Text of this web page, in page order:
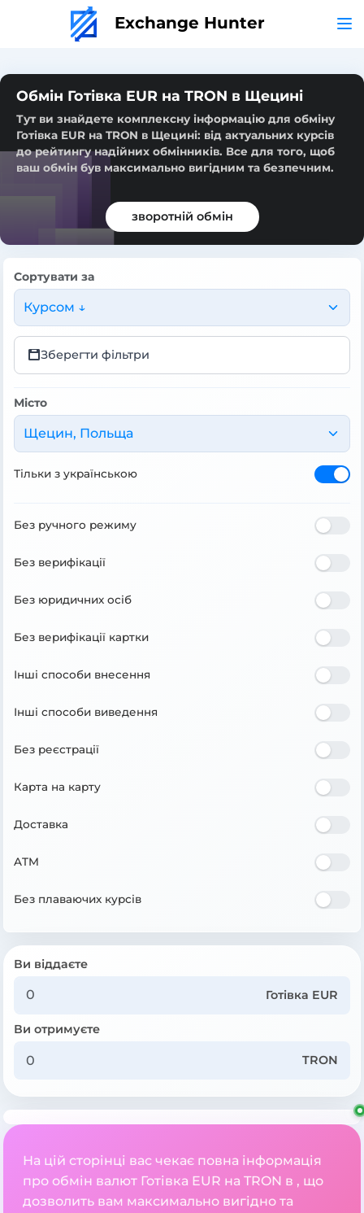
Exchange Hunter
Обмін Готівка EUR на TRON в Щецині
Тут ви знайдете комплексну інформацію для обміну
Готівка EUR на TRON в Щецині: від актуальних курсів
до рейтингу надійних обмінників. Все для того, щоб
ваш обмін був максимально вигідним та безпечним.
зворотній обмін
Сортувати за
Курсом ↓
Зберегти фільтри
Місто
Щецин, Польща
Тільки з українською
Без ручного режиму
Без верифікації
Без юридичних осіб
Без верифікації картки
Інші способи внесення
Інші способи виведення
Без реєстрації
Карта на карту
Доставка
ATM
Без плаваючих курсів
Ви віддаєте
Готівка EUR
Ви отримуєте
TRON
На цій сторінці вас чекає повна інформація
про обмін валют Готівка EUR на TRON в , що
дозволить вам максимально вигідно та